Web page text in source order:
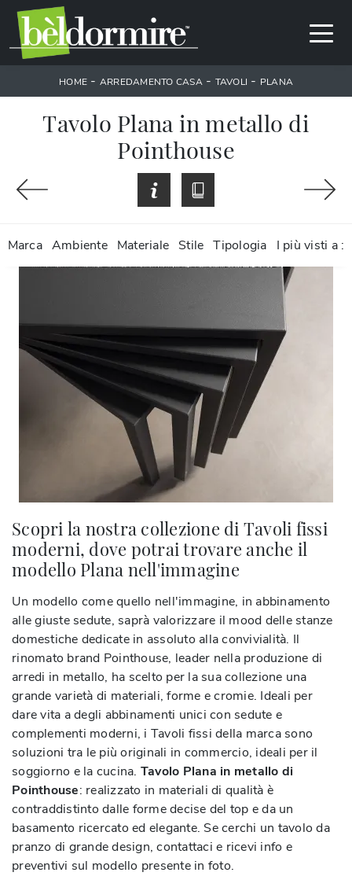
HOME - ARREDAMENTO CASA- TAVOLI - PLANA
Tavolo Plana in metallo di
Pointhouse
Marca Ambiente Materiale Stile Tipologia I più visti a :
Scopri la nostra collezione di Tavoli fissi
moderni, dove potrai trovare anche il
modello Plana nell'immagine
Un modello come quello nell'immagine, in abbinamento
alle giuste sedute, saprà valorizzare il mood delle stanze
domestiche dedicate in assoluto alla convivialità. Il
rinomato brand Pointhouse, leader nella produzione di
arredi in metallo, ha scelto per la sua collezione una
grande varietà di materiali, forme e cromie. Ideali per
dare vita a degli abbinamenti unici con sedute e
complementi moderni, i Tavoli fissi della marca sono
soluzioni tra le più originali in commercio, ideali per il
soggiorno e la cucina. Tavolo Plana in metallo di
Pointhouse: realizzato in materiali di qualità è
contraddistinto dalle forme decise del top e da un
basamento ricercato ed elegante. Se cerchi un tavolo da
pranzo di grande design, contattaci e ricevi info e
preventivi sul modello presente in foto.